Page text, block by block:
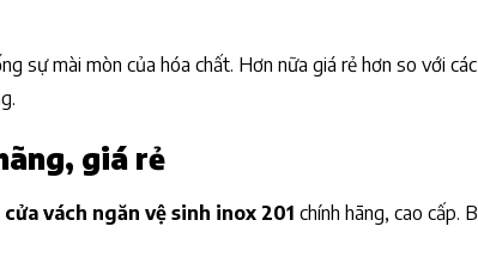
sự mài mòn của hóa chất. Hơn nữa giá rẻ hơn so với
giá rẻ
vách ngăn vệ sinh inox 201 chính hãng, cao cấp.